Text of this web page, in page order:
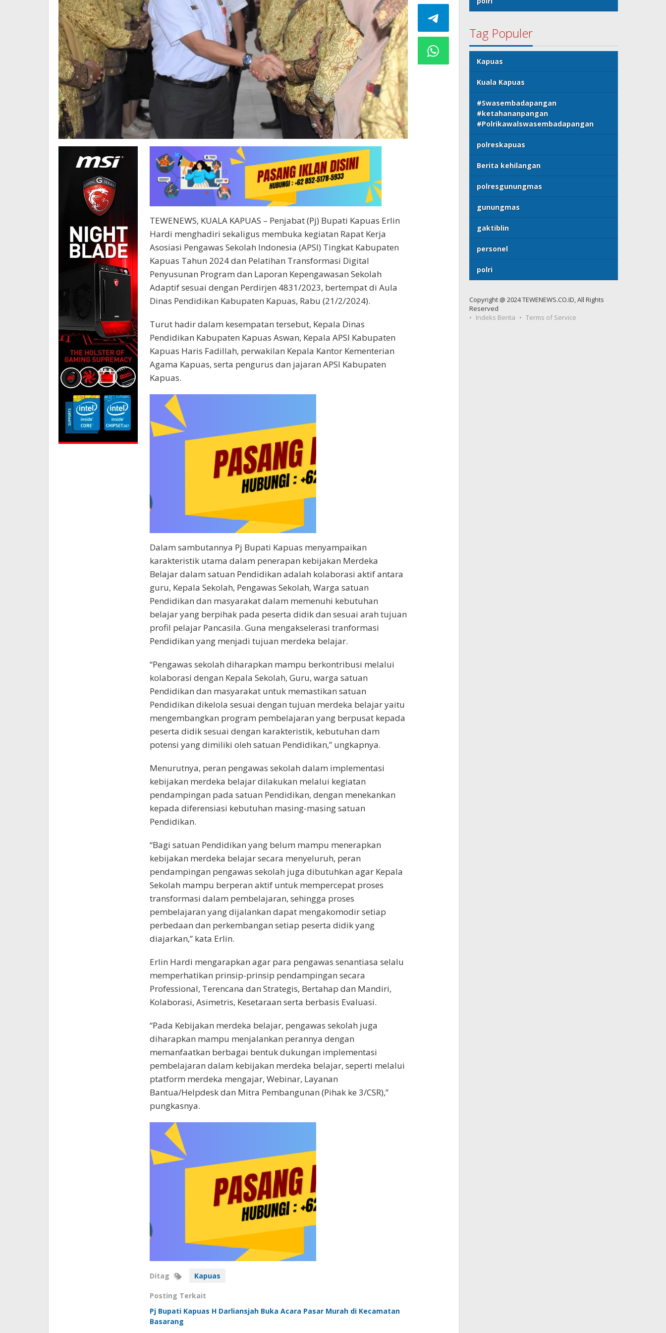
TEWENEWS, KUALA KAPUAS – Penjabat (Pj) Bupati Kapuas Erlin
Hardi menghadiri sekaligus membuka kegiatan Rapat Kerja
Asosiasi Pengawas Sekolah Indonesia (APSI) Tingkat Kabupaten
Kapuas Tahun 2024 dan Pelatihan Transformasi Digital
Penyusunan Program dan Laporan Kepengawasan Sekolah
Adaptif sesuai dengan Perdirjen 4831/2023, bertempat di Aula
Dinas Pendidikan Kabupaten Kapuas, Rabu (21/2/2024).
Turut hadir dalam kesempatan tersebut, Kepala Dinas
Pendidikan Kabupaten Kapuas Aswan, Kepala APSI Kabupaten
Kapuas Haris Fadillah, perwakilan Kepala Kantor Kementerian
Agama Kapuas, serta pengurus dan jajaran APSI Kabupaten
Kapuas.
Dalam sambutannya Pj Bupati Kapuas menyampaikan
karakteristik utama dalam penerapan kebijakan Merdeka
Belajar dalam satuan Pendidikan adalah kolaborasi aktif antara
guru, Kepala Sekolah, Pengawas Sekolah, Warga satuan
Pendidikan dan masyarakat dalam memenuhi kebutuhan
belajar yang berpihak pada peserta didik dan sesuai arah tujuan
profil pelajar Pancasila. Guna mengakselerasi tranformasi
Pendidikan yang menjadi tujuan merdeka belajar.
“Pengawas sekolah diharapkan mampu berkontribusi melalui
kolaborasi dengan Kepala Sekolah, Guru, warga satuan
Pendidikan dan masyarakat untuk memastikan satuan
Pendidikan dikelola sesuai dengan tujuan merdeka belajar yaitu
mengembangkan program pembelajaran yang berpusat kepada
peserta didik sesuai dengan karakteristik, kebutuhan dam
potensi yang dimiliki oleh satuan Pendidikan,” ungkapnya.
Menurutnya, peran pengawas sekolah dalam implementasi
kebijakan merdeka belajar dilakukan melalui kegiatan
pendampingan pada satuan Pendidikan, dengan menekankan
kepada diferensiasi kebutuhan masing-masing satuan
Pendidikan.
“Bagi satuan Pendidikan yang belum mampu menerapkan
kebijakan merdeka belajar secara menyeluruh, peran
pendampingan pengawas sekolah juga dibutuhkan agar Kepala
Sekolah mampu berperan aktif untuk mempercepat proses
transformasi dalam pembelajaran, sehingga proses
pembelajaran yang dijalankan dapat mengakomodir setiap
perbedaan dan perkembangan setiap peserta didik yang
diajarkan,” kata Erlin.
Erlin Hardi mengarapkan agar para pengawas senantiasa selalu
memperhatikan prinsip-prinsip pendampingan secara
Professional, Terencana dan Strategis, Bertahap dan Mandiri,
Kolaborasi, Asimetris, Kesetaraan serta berbasis Evaluasi.
“Pada Kebijakan merdeka belajar, pengawas sekolah juga
diharapkan mampu menjalankan perannya dengan
memanfaatkan berbagai bentuk dukungan implementasi
pembelajaran dalam kebijakan merdeka belajar, seperti melalui
ptatform merdeka mengajar, Webinar, Layanan
Bantua/Helpdesk dan Mitra Pembangunan (Pihak ke 3/CSR),”
pungkasnya.
Ditag Kapuas
Posting Terkait
Pj Bupati Kapuas H Darliansjah Buka Acara Pasar Murah di Kecamatan
Basarang
Tag Populer
Kapuas
Kuala Kapuas
#Swasembadapangan
#ketahananpangan
#Polrikawalswasembadapangan
polreskapuas
Berita kehilangan
polresgunungmas
gunungmas
gaktiblin
personel
polri
Copyright @ 2024 TEWENEWS.CO.ID, All Rights
Reserved
Indeks Berita
Terms of Service